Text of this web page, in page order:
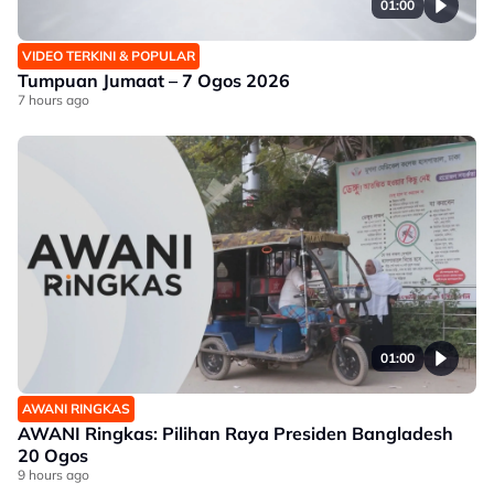
01:00
VIDEO TERKINI & POPULAR
Tumpuan Jumaat – 7 Ogos 2026
7 hours ago
01:00
AWANI RINGKAS
AWANI Ringkas: Pilihan Raya Presiden Bangladesh
20 Ogos
9 hours ago